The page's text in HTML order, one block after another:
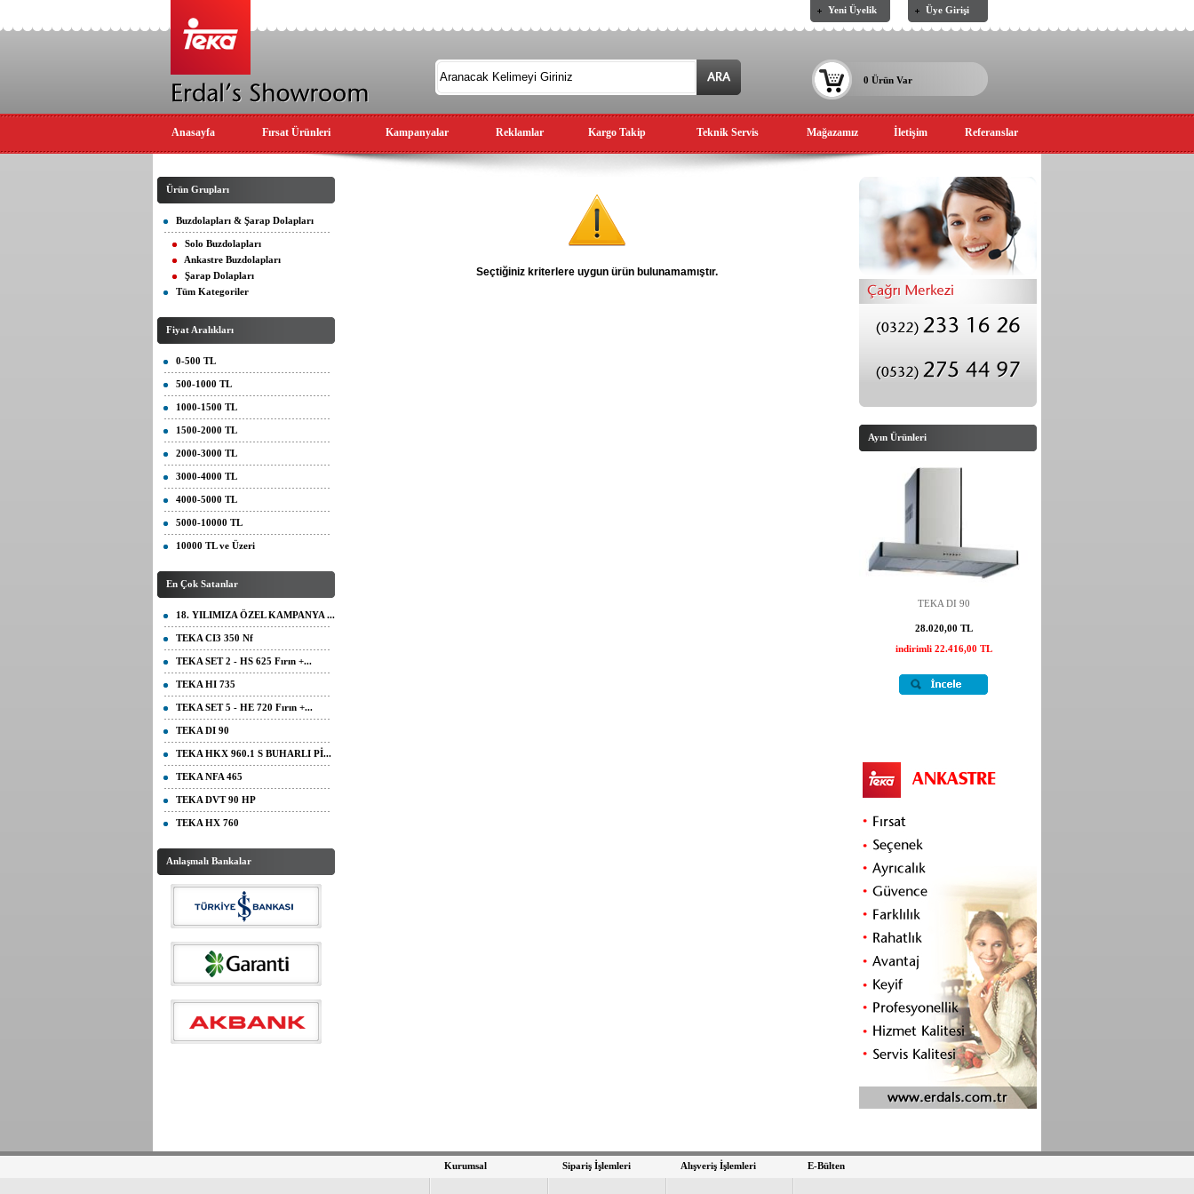
Yeni Üyelik Üye Girişi
0 Ürün Var
Anasayfa Fırsat Ürünleri Kampanyalar Reklamlar Kargo Takip Teknik Servis Mağazamız İletişim Referanslar
Ürün Grupları
Buzdolapları & Şarap Dolapları
Solo Buzdolapları
Ankastre Buzdolapları
Şarap Dolapları
Tüm Kategoriler
Fiyat Aralıkları
0-500 TL
500-1000 TL
1000-1500 TL
1500-2000 TL
2000-3000 TL
3000-4000 TL
4000-5000 TL
5000-10000 TL
10000 TL ve Üzeri
En Çok Satanlar
18. YILIMIZA ÖZEL KAMPANYA ...
TEKA CI3 350 Nf
TEKA SET 2 - HS 625 Fırın +...
TEKA HI 735
TEKA SET 5 - HE 720 Fırın +...
TEKA DI 90
TEKA HKX 960.1 S BUHARLI Pİ...
TEKA NFA 465
TEKA DVT 90 HP
TEKA HX 760
Anlaşmalı Bankalar
Seçtiğiniz kriterlere uygun ürün bulunamamıştır.
Ayın Ürünleri
TEKA DI 90
28.020,00 TL
indirimli 22.416,00 TL
Kurumsal Sipariş İşlemleri Alışveriş İşlemleri E-Bülten